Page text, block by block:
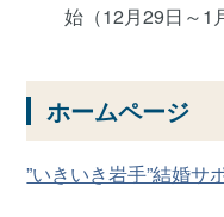
始（12月29日～1
ホームページ
”いきいき岩手”結婚サ